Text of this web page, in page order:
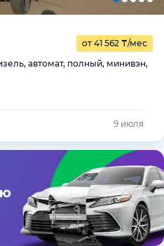
от 41 562 ₸/мес
автомат, полный, минивэн,
9 июля